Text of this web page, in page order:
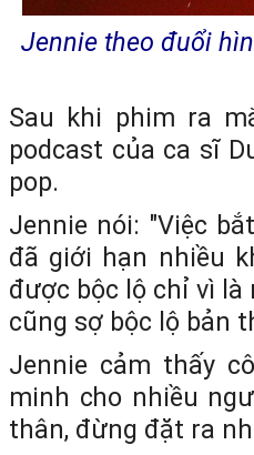
Jennie theo đuổi
Sau khi phim ra
podcast của ca sĩ
pop.
Jennie nói: "Việc
đã giới hạn nhiều
được bộc lộ chỉ vì
cũng sợ bộc lộ bản
Jennie cảm thấy
minh cho nhiều
thân, đừng đặt ra